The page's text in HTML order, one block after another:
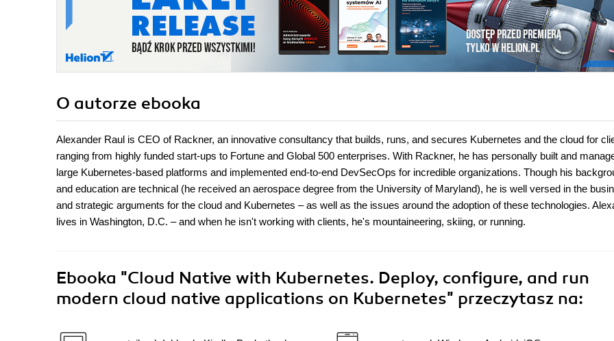
O autorze ebooka
Alexander Raul is CEO of Rackner, an innovative consultancy that builds, runs, and secures Kubernetes and the cloud for
ranging from highly funded start-ups to Fortune and Global 500 enterprises. With Rackner, he has personally built and
large Kubernetes-based platforms and implemented end-to-end DevSecOps for incredible organizations. Though his
and education are technical (he received an aerospace degree from the University of Maryland), he is well versed in the
and strategic arguments for the cloud and Kubernetes – as well as the issues around the adoption of these technologies.
lives in Washington, D.C. – and when he isn't working with clients, he's mountaineering, skiing, or running.
Ebooka "Cloud Native with Kubernetes. Deploy, configure, and run
modern cloud native applications on Kubernetes" przeczytasz na: